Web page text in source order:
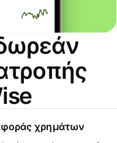
χρημάτων